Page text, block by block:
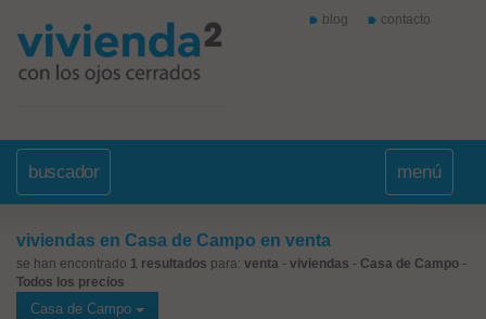
blog contacto
buscador menú
viviendas en Casa de Campo en venta
se han encontrado 1 resultados para: venta - viviendas - Casa de Campo -
Todos los precios
Casa de Campo